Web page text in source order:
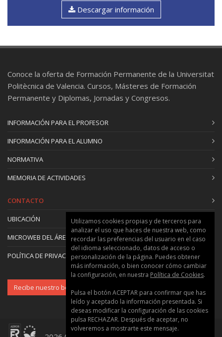
Cuadro de mando circular (KPIs), lógica ACV para
evaluar impactos, KPIs sociales/territoriales,
Descargar información
Conoce la oferta de Formación Permanente de la Universitat
Politècnica de Valencia. Cursos, Másteres de Formación
Permanente y Diplomas, Jornadas y Congresos.
INFORMACIÓN PARA EL PROFESOR
INFORMACIÓN PARA EL ALUMNO
NORMATIVA
MEMORIA DE ACTIVIDADES
CONTACTO
UBICACIÓN
MICROWEB DEL ÁREA
POLÍTICA DE PRIVACIDAD Y COOKIES
Recibe nuestro boletín
Utilizamos cookies propias y de terceros para
analizar el uso que haces de nuestra web, como
recordar las preferencias del usuario en el caso
del idioma seleccionado, datos de acceso o
personalización de la página. Puedes obtener
más información, o bien conocer cómo cambiar
la configuración, en nuestra Política de Cookies.
Pulsa el botón ACEPTAR para confirmar que has
leído y aceptado la información presentada. Si
deseas modificar la configuración de las cookies
pulsa RECHAZAR. Después de aceptar, no
volveremos a mostrarte este mensaje.